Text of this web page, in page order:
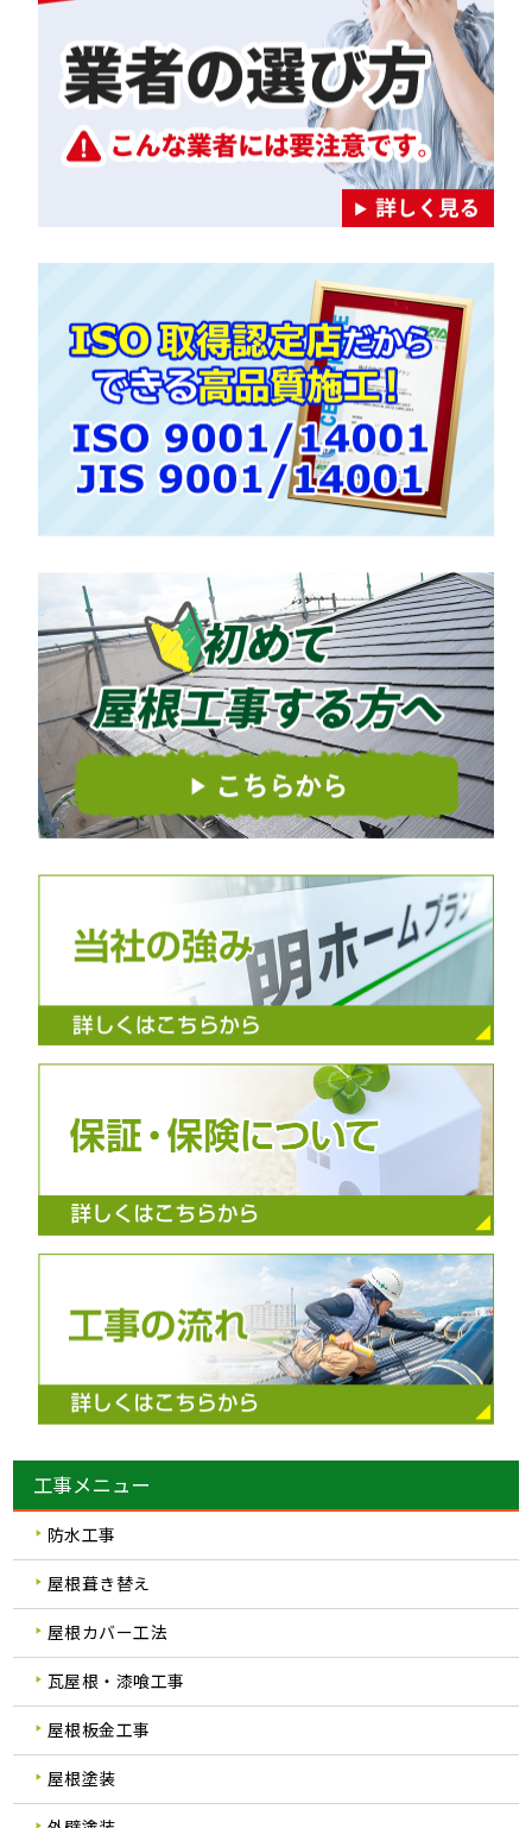
工事メニュー
防水工事
屋根葺き替え
屋根カバー工法
瓦屋根・漆喰工事
屋根板金工事
屋根塗装